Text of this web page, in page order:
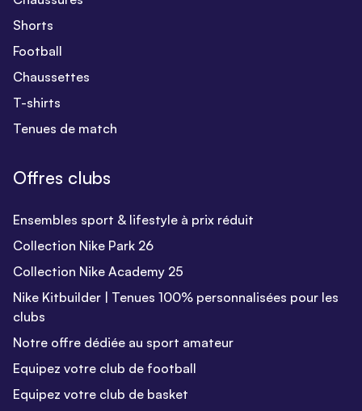
Shorts
Football
Chaussettes
T-shirts
Tenues de match
Offres clubs
Ensembles sport & lifestyle à prix réduit
Collection Nike Park 26
Collection Nike Academy 25
Nike Kitbuilder | Tenues 100% personnalisées pour les
clubs
Notre offre dédiée au sport amateur
Equipez votre club de football
Equipez votre club de basket